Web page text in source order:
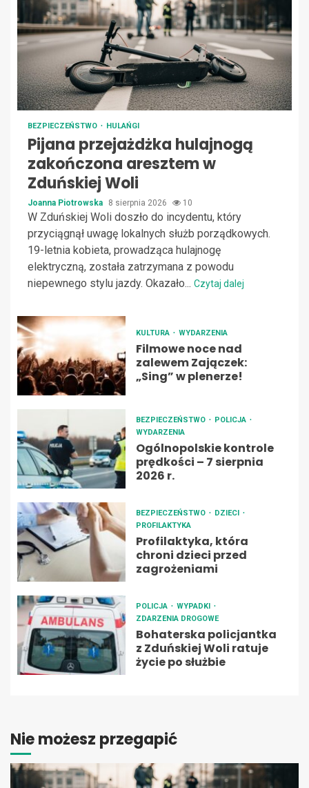
BEZPIECZEŃSTWO HULAŃGI
Pijana przejażdżka hulajnogą
zakończona aresztem w
Zduńskiej Woli
Joanna Piotrowska 8 sierpnia 2026 10
W Zduńskiej Woli doszło do incydentu, który
przyciągnął uwagę lokalnych służb porządkowych.
19-letnia kobieta, prowadząca hulajnogę
elektryczną, została zatrzymana z powodu
niepewnego stylu jazdy. Okazało... Czytaj dalej
KULTURA WYDARZENIA
Filmowe noce nad
zalewem Zajączek:
„Sing” w plenerze!
BEZPIECZEŃSTWO
POLICJA
WYDARZENIA
Ogólnopolskie kontrole
prędkości – 7 sierpnia
2026 r.
BEZPIECZEŃSTWO
DZIECI
PROFILAKTYKA
Profilaktyka, która
chroni dzieci przed
zagrożeniami
POLICJA
WYPADKI
ZDARZENIA DROGOWE
Bohaterska policjantka
z Zduńskiej Woli ratuje
życie po służbie
Nie możesz przegapić